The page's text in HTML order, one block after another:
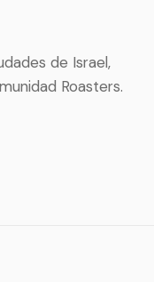
de Israel,
Roasters.